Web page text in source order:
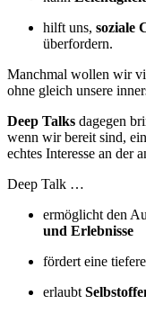
hilft uns, soziale
überfordern.
Manchmal wollen wir
ohne gleich unsere
Deep Talks dagegen
wenn wir bereit sind,
echtes Interesse an der
Deep Talk …
ermöglicht den
und Erlebnisse
fördert eine tiefere
erlaubt